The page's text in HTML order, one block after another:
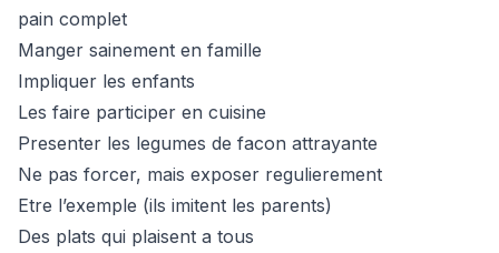
pain complet
Manger sainement en famille
Impliquer les enfants
Les faire participer en cuisine
Presenter les legumes de facon attrayante
Ne pas forcer, mais exposer regulierement
Etre l’exemple (ils imitent les parents)
Des plats qui plaisent a tous